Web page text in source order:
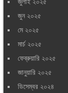
জুন ২০২৫
মে ২০২৫
মার্চ ২০২৫
ফেব্রুয়ারি ২০২৫
জানুয়ারি ২০২৫
ডিসেম্বর ২০২৪